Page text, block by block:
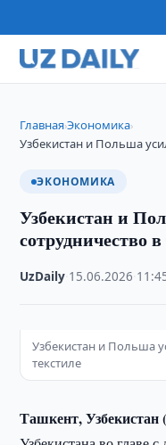
Главная›Экономика›
Узбекистан и Польша
ЭКОНОМИКА
Узбекистан и
сотрудничество
UzDaily 15.06.2026
Узбекистан и Польша
текстиле
Ташкент,